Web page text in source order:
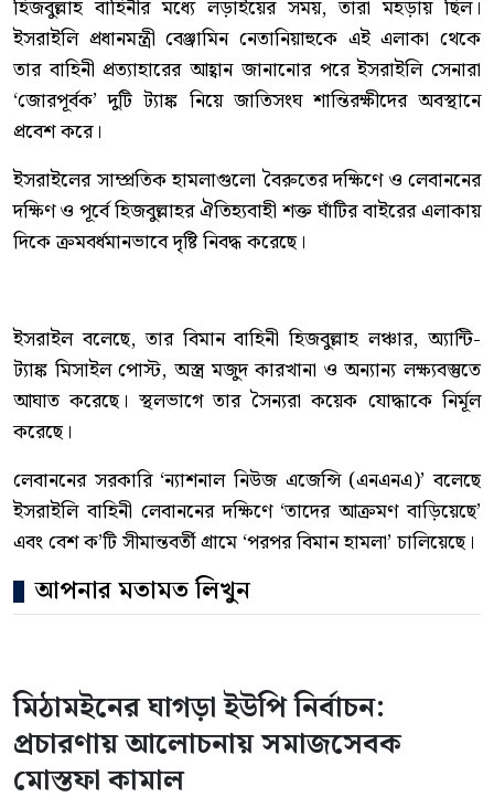
হিজবুল্লাহ বাহিনীর মধ্যে লড়াইয়ের সময়, তারা মহড়ায় ছিল।
ইসরাইলি প্রধানমন্ত্রী বেঞ্জামিন নেতানিয়াহুকে এই এলাকা থেকে
তার বাহিনী প্রত্যাহারের আহ্বান জানানোর পরে ইসরাইলি সেনারা
‘জোরপূর্বক’ দুটি ট্যাঙ্ক নিয়ে জাতিসংঘ শান্তিরক্ষীদের অবস্থানে
প্রবেশ করে।
ইসরাইলের সাম্প্রতিক হামলাগুলো বৈরুতের দক্ষিণে ও লেবাননের
দক্ষিণ ও পূর্বে হিজবুল্লাহর ঐতিহ্যবাহী শক্ত ঘাঁটির বাইরের এলাকায়
দিকে ক্রমবর্ধমানভাবে দৃষ্টি নিবদ্ধ করেছে।
ইসরাইল বলেছে, তার বিমান বাহিনী হিজবুল্লাহ লঞ্চার, অ্যান্টি-
ট্যাঙ্ক মিসাইল পোস্ট, অস্ত্র মজুদ কারখানা ও অন্যান্য লক্ষ্যবস্তুতে
আঘাত করেছে। স্থলভাগে তার সৈন্যরা কয়েক যোদ্ধাকে নির্মূল
করেছে।
লেবাননের সরকারি ‘ন্যাশনাল নিউজ এজেন্সি (এনএনএ)’ বলেছে
ইসরাইলি বাহিনী লেবাননের দক্ষিণে ‘তাদের আক্রমণ বাড়িয়েছে’
এবং বেশ ক’টি সীমান্তবর্তী গ্রামে ‘পরপর বিমান হামলা’ চালিয়েছে।
আপনার মতামত লিখুন
মিঠামইনের ঘাগড়া ইউপি নির্বাচন:
প্রচারণায় আলোচনায় সমাজসেবক
মোস্তফা কামাল